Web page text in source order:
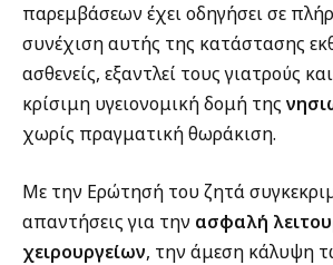
παρεμβάσεων έχει οδηγήσει σε
συνέχιση αυτής της κατάστασης
ασθενείς, εξαντλεί τους γιατρούς
κρίσιμη υγειονομική δομή της
χωρίς πραγματική θωράκιση.
Με την Ερώτησή του ζητά
απαντήσεις για την ασφαλή
χειρουργείων, την άμεση κάλυψη